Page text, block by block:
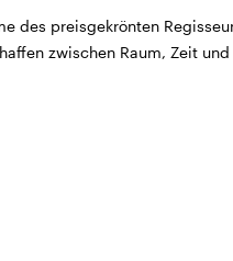
des preisgekrönten
zwischen Raum, Zeit und